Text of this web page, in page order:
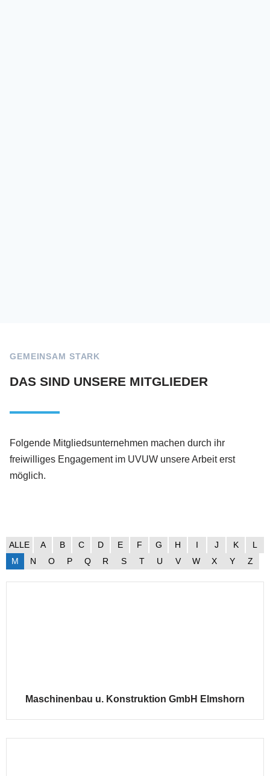
GEMEINSAM STARK
DAS SIND UNSERE MITGLIEDER
Folgende Mitgliedsunternehmen machen durch ihr
freiwilliges Engagement im UVUW unsere Arbeit erst
möglich.
ALLE A B C D E F G H I J K
L
M
N O P Q R S T U V W X Y Z
Maschinenbau u. Konstruktion GmbH Elmshorn